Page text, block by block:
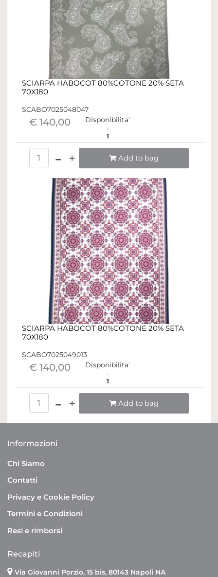
SCIARPA HABOCOT 80%COTONE 20% SETA
70X180
SCABO7025048047
€ 140,00 Disponibilita'
1
Add to bag
SCIARPA HABOCOT 80%COTONE 20% SETA
70X180
SCABO7025049013
€ 140,00 Disponibilita'
1
Add to bag
Informazioni
Chi Siamo
Contatti
Privacy e Cookie Policy
Termini e Condizioni
Resi e rimborsi
Recapiti
Via Giovanni Porzio, 15 bis, 80143 Napoli NA